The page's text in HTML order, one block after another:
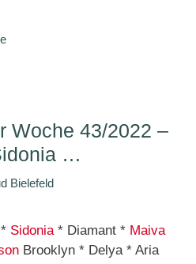
Woche 43/2022 –
…
Bielefeld
Sidonia * Diamant * Maiva
Brooklyn * Delya * Aria